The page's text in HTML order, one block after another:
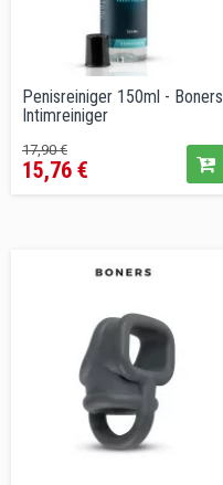
Penisreiniger 150ml - Boners
Intimreiniger
Verkaufspreis
17,90 €Preis
15,76 €